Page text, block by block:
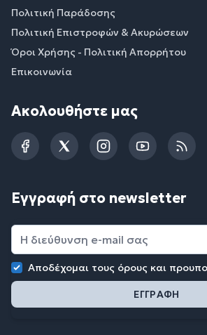
Πολιτική Παράδοσης
Πολιτική Επιστροφών & Ακυρώσεων
Όροι Χρήσης - Πολιτική Απορρήτου
Επικοινωνία
Ακολουθήστε μας
FacebookTwitterInstagramYouTubeRSS
Εγγραφή στο newsletter
Αποδέχομαι τους όρους και